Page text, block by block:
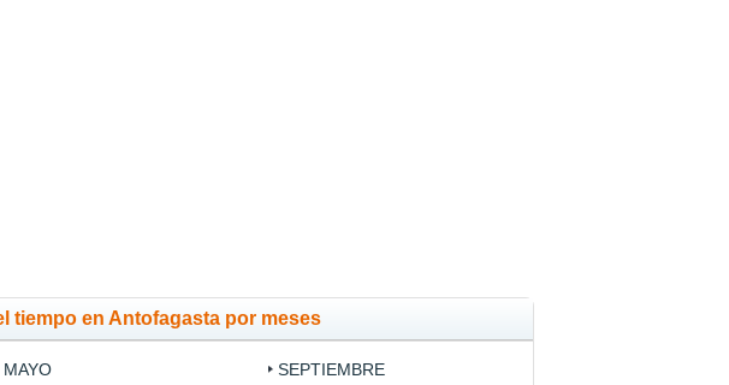
tiempo en Antofagasta por meses
MAYO
SEPTIEMBRE